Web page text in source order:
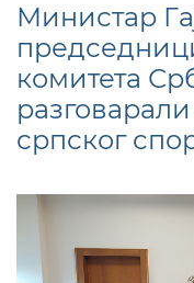
Министар
комитета
српског